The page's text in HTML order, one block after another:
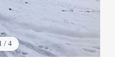
/ 4